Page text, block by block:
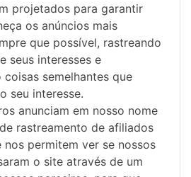
projetados para garantir
os anúncios mais
que possível, rastreando
seus interesses e
coisas semelhantes que
seu interesse.
anunciam em nosso nome
rastreamento de afiliados
nos permitem ver se nossos
o site através de um